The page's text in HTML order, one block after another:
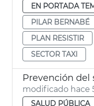
EN PORTADA
PILAR BERNABÉ
PLAN RESISTIR
SECTOR TAXI
Prevención del
modificado hace
SALUD PÚBLICA